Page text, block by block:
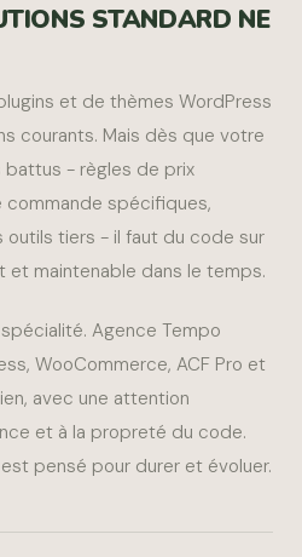
STANDARD NE
et de thèmes WordPress
courants. Mais dès que votre
- règles de prix
commande spécifiques,
outils tiers - il faut du code sur
et maintenable dans le temps.
Agence Tempo
WooCommerce, ACF Pro et
avec une attention
et à la propreté du code.
pensé pour durer et évoluer.